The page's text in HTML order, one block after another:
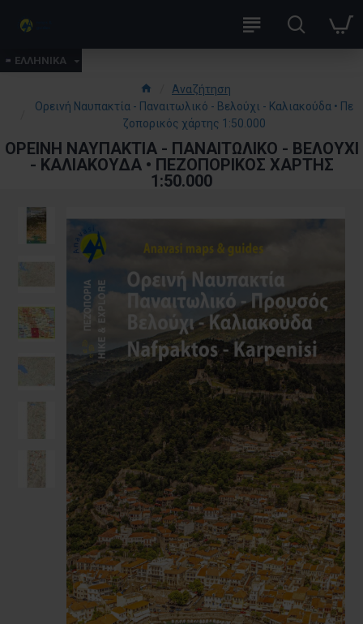
ΕΛΛΗΝΙΚΑ
Αναζήτηση
Ορεινή Ναυπακτία - Παναιτωλικό - Βελούχι - Καλιακούδα • Πε
ζοπορικός χάρτης 1:50.000
ΟΡΕΙΝΉ ΝΑΥΠΑΚΤΊΑ - ΠΑΝΑΙΤΩΛΙΚΌ - ΒΕΛΟΎΧΙ
- ΚΑΛΙΑΚΟΎΔΑ • ΠΕΖΟΠΟΡΙΚΌΣ ΧΆΡΤΗΣ
1:50.000